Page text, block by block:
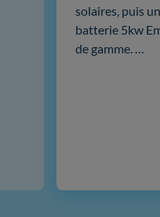
solaires, puis
batterie 5kw
de gamme. …